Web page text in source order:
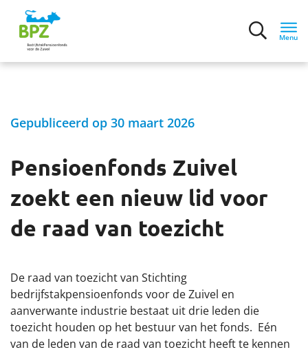
Menu
Over ons
Nieuwsberichten
Documenten
Gepubliceerd op 30 maart 2026
Pensioenfonds Zuivel
zoekt een nieuw lid voor
de raad van toezicht
De raad van toezicht van Stichting
bedrijfstakpensioenfonds voor de Zuivel en
aanverwante industrie bestaat uit drie leden die
toezicht houden op het bestuur van het fonds. Eén
van de leden van de raad van toezicht heeft te kennen